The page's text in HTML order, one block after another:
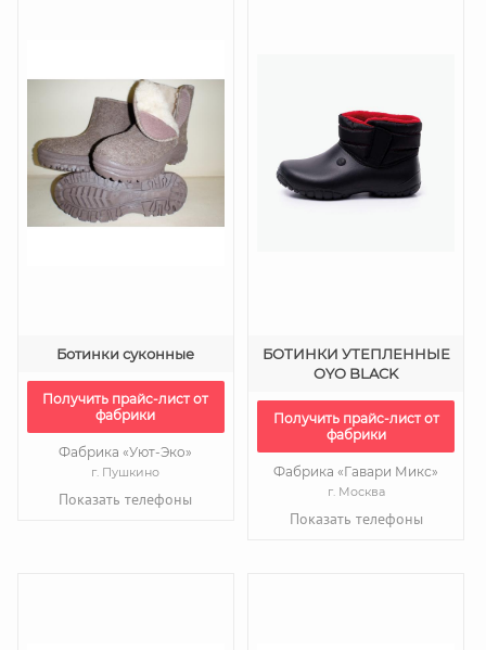
Ботинки суконные
Получить прайс-лист от
фабрики
Фабрика «Уют-Эко»
г. Пушкино
Показать телефоны
БОТИНКИ УТЕПЛЕННЫЕ
OYO BLACK
Получить прайс-лист от
фабрики
Фабрика «Гавари Микс»
г. Москва
Показать телефоны